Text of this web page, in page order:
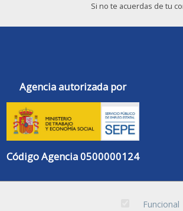
Si no te acuerdas de tu
Agencia autorizada por
Código Agencia 0500000124
Funcional